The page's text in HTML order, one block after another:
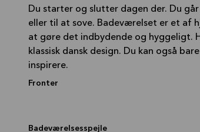
Du starter og slutter dagen der. Du
eller til at sove. Badeværelset er et af
at gøre det indbydende og hyggeligt.
klassisk dansk design. Du kan også
inspirere.
Fronter
Badeværelsesspejle